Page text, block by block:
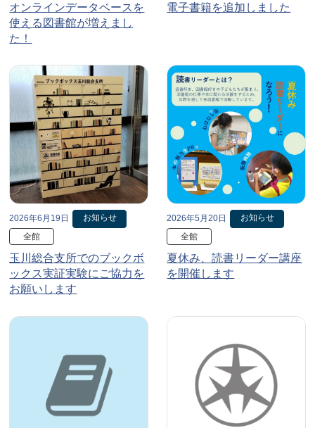
オンラインデータベースを
使える図書館が増えまし
た！
電子書籍を追加しました
2026年6月19日
お知らせ
全館
玉川総合支所でのブックボ
ックス実証実験にご協力を
お願いします
2026年5月20日
お知らせ
全館
夏休み、読書リーダー講座
を開催します